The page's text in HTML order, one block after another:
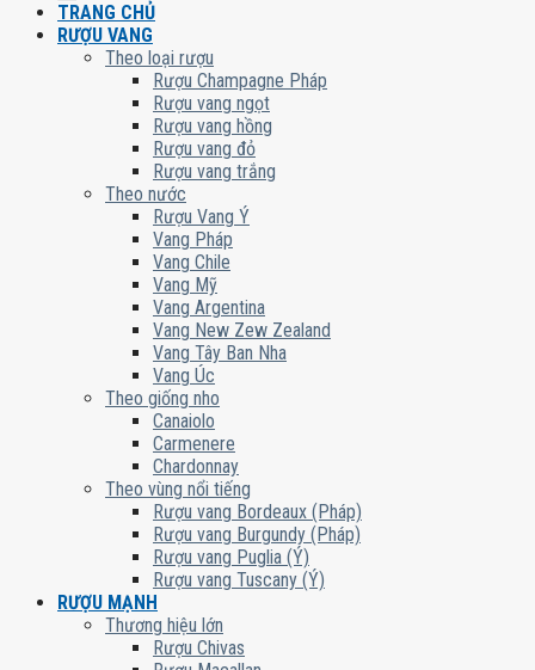
TRANG CHỦ
RƯỢU VANG
Theo loại rượu
Rượu Champagne Pháp
Rượu vang ngọt
Rượu vang hồng
Rượu vang đỏ
Rượu vang trắng
Theo nước
Rượu Vang Ý
Vang Pháp
Vang Chile
Vang Mỹ
Vang Argentina
Vang New Zew Zealand
Vang Tây Ban Nha
Vang Úc
Theo giống nho
Canaiolo
Carmenere
Chardonnay
Theo vùng nổi tiếng
Rượu vang Bordeaux (Pháp)
Rượu vang Burgundy (Pháp)
Rượu vang Puglia (Ý)
Rượu vang Tuscany (Ý)
RƯỢU MẠNH
Thương hiệu lớn
Rượu Chivas